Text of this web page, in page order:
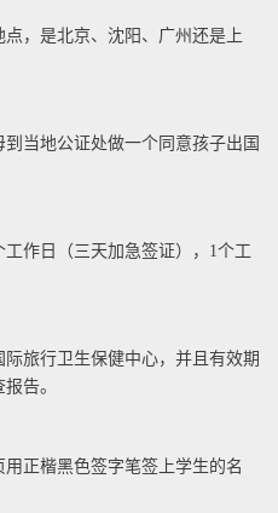
，是北京、沈阳、广州还是上
当地公证处做一个同意孩子出国
作日（三天加急签证），1个工
旅行卫生保健中心，并且有效期
告。
正楷黑色签字笔签上学生的名